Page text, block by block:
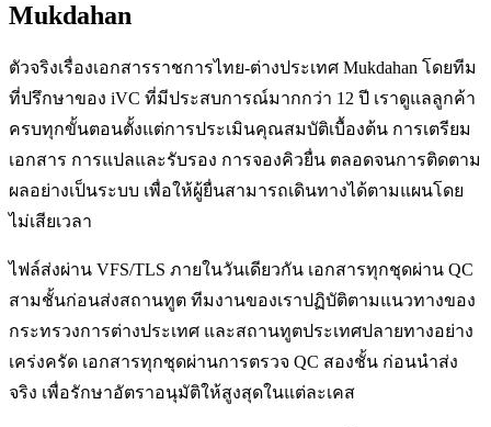
Mukdahan
ตัวจริงเรื่องเอกสารราชการไทย-ต่างประเทศ Mukdahan โดยทีม
ที่ปรึกษาของ iVC ที่มีประสบการณ์มากกว่า 12 ปี เราดูแลลูกค้า
ครบทุกขั้นตอนตั้งแต่การประเมินคุณสมบัติเบื้องต้น การเตรียม
เอกสาร การแปลและรับรอง การจองคิวยื่น ตลอดจนการติดตาม
ผลอย่างเป็นระบบ เพื่อให้ผู้ยื่นสามารถเดินทางได้ตามแผนโดย
ไม่เสียเวลา
ไฟล์ส่งผ่าน VFS/TLS ภายในวันเดียวกัน เอกสารทุกชุดผ่าน QC
สามชั้นก่อนส่งสถานทูต ทีมงานของเราปฏิบัติตามแนวทางของ
กระทรวงการต่างประเทศ และสถานทูตประเทศปลายทางอย่าง
เคร่งครัด เอกสารทุกชุดผ่านการตรวจ QC สองชั้น ก่อนนำส่ง
จริง เพื่อรักษาอัตราอนุมัติให้สูงสุดในแต่ละเคส